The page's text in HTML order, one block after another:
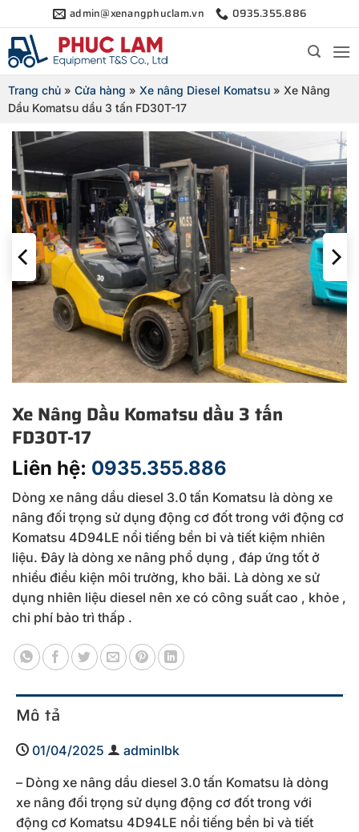
qua
nội
dung
admin@xenangphuclam.vn 0935.355.886
Trang chủ » Cửa hàng » Xe nâng Diesel Komatsu » Xe Nâng
Dầu Komatsu dầu 3 tấn FD30T-17
Xe Nâng Dầu Komatsu dầu 3 tấn
FD30T-17
Liên hệ: 0935.355.886
Dòng xe nâng dầu diesel 3.0 tấn Komatsu là dòng xe
nâng đối trọng sử dụng động cơ đốt trong với động cơ
Komatsu 4D94LE nổi tiếng bền bỉ và tiết kiệm nhiên
liệu. Đây là dòng xe nâng phổ dụng , đáp ứng tốt ở
nhiều điều kiện môi trường, kho bãi. Là dòng xe sử
dụng nhiên liệu diesel nên xe có công suất cao , khỏe ,
chi phí bảo trì thấp .
Mô tả
01/04/2025
adminlbk
– Dòng xe nâng dầu diesel 3.0 tấn Komatsu là dòng
xe nâng đối trọng sử dụng động cơ đốt trong với
động cơ Komatsu 4D94LE nổi tiếng bền bỉ và tiết